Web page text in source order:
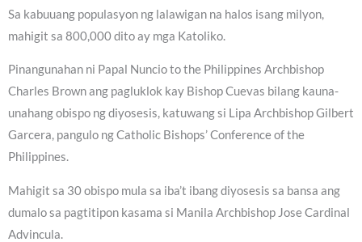
Sa kabuuang populasyon ng lalawigan na halos isang milyon,
mahigit sa 800,000 dito ay mga Katoliko.
Pinangunahan ni Papal Nuncio to the Philippines Archbishop
Charles Brown ang pagluklok kay Bishop Cuevas bilang kauna-
unahang obispo ng diyosesis, katuwang si Lipa Archbishop Gilbert
Garcera, pangulo ng Catholic Bishops’ Conference of the
Philippines.
Mahigit sa 30 obispo mula sa iba’t ibang diyosesis sa bansa ang
dumalo sa pagtitipon kasama si Manila Archbishop Jose Cardinal
Advincula.